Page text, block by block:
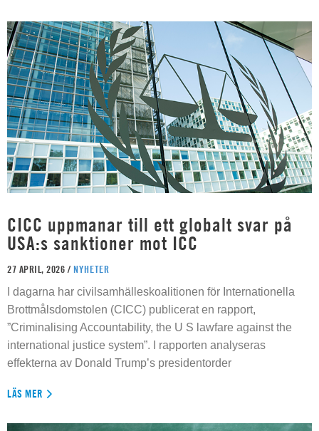
CICC uppmanar till ett globalt svar på
USA:s sanktioner mot ICC
27 APRIL, 2026 / NYHETER
I dagarna har civilsamhälleskoalitionen för Internationella
Brottmålsdomstolen (CICC) publicerat en rapport,
”Criminalising Accountability, the U S lawfare against the
international justice system”. I rapporten analyseras
effekterna av Donald Trump’s presidentorder
LÄS MER